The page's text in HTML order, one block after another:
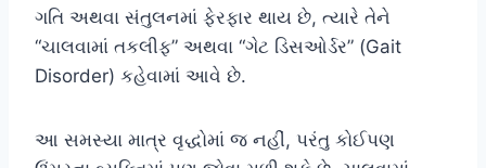
ગતિ અથવા સંતુલનમાં ફેરફાર થાય છે, ત્યારે તેને
“ચાલવામાં તકલીફ” અથવા “ગેટ ડિસઓર્ડર” (Gait
Disorder) કહેવામાં આવે છે.
આ સમસ્યા માત્ર વૃદ્ધોમાં જ નહીં, પરંતુ કોઈપણ